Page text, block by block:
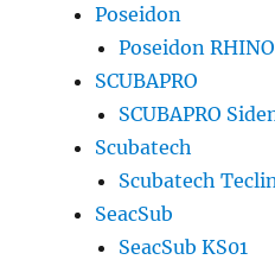
Poseidon
Poseidon RHINO
SCUBAPRO
SCUBAPRO
Scubatech
Scubatech
SeacSub
SeacSub KS01